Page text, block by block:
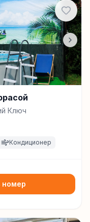
террасой
Ключ
Кондиционер
номер